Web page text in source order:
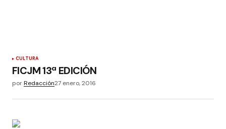
CULTURA
FICJM 13ª EDICIÓN
porRedacción27 enero, 2016